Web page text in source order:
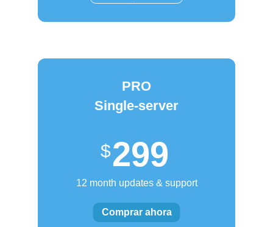
PRO
Single-server
299
12 month updates & support
Comprar ahora